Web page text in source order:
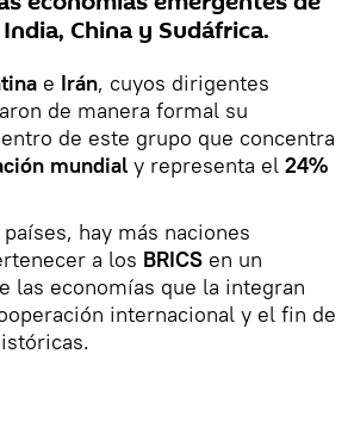
China y Sudáfrica.
e Irán, cuyos dirigentes
de manera formal su
de este grupo que concentra
mundial y representa el 24%
hay más naciones
a los BRICS en un
las economías que la integran
internacional y el fin de